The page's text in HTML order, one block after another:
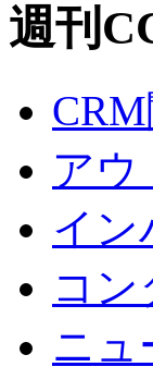
週刊
アウ
イン
コ
ニュ